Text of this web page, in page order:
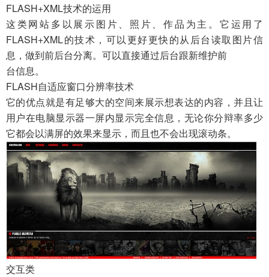
FLASH+XML技术的运用
这类网站多以展示图片、照片、作品为主。它运用了
FLASH+XML的技术，可以更好更快的从后台读取图片信
息，做到前后台分离。可以直接通过后台跟新维护前
台信息。
FLASH自适应窗口分辨率技术
它的优点就是有足够大的空间来展示想表达的内容，并且让
用户在电脑显示器一屏内显示完全信息，无论你分辩率多少
它都会以满屏的效果来显示，而且也不会出现滚动条。
交互类